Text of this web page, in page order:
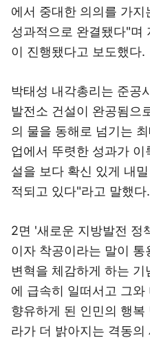
에서 중대한 의의를 가
성과적으로 완결됐다"며
이 진행됐다고 보도했다.
박태성 내각총리는 준공
발전소 건설이 완공됨으
의 물을 동해로 넘기는
업에서 뚜렷한 성과가
설을 보다 확신 있게 내
적되고 있다"라고 말했다.
2면 '새로운 지방발전 정
이자 착공이라는 말이
변혁을 체감하게 하는
에 급속히 일떠서고 그
향유하게 된 인민의 행
라가 더 밝아지는 격동